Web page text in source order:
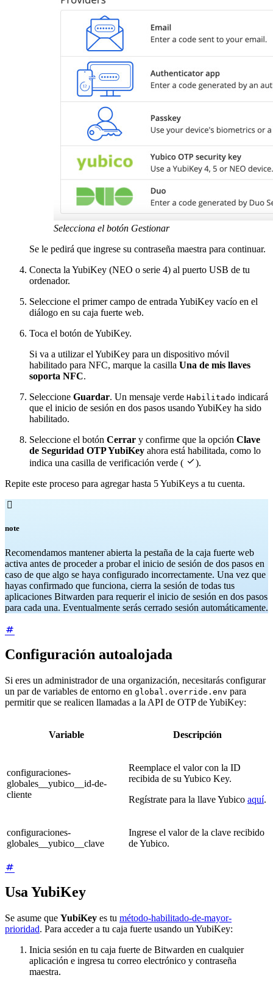
Selecciona el botón Gestionar
Se le pedirá que ingrese su contraseña maestra para continuar.
Conecta la YubiKey (NEO o serie 4) al puerto USB de tu
ordenador.
Seleccione el primer campo de entrada YubiKey vacío en el
diálogo en su caja fuerte web.
Toca el botón de YubiKey.
Si va a utilizar el YubiKey para un dispositivo móvil
habilitado para NFC, marque la casilla Una de mis llaves
soporta NFC.
Seleccione Guardar. Un mensaje verde Habilitado indicará
que el inicio de sesión en dos pasos usando YubiKey ha sido
habilitado.
Seleccione el botón Cerrar y confirme que la opción Clave
de Seguridad OTP YubiKey ahora está habilitada, como lo
indica una casilla de verificación verde ( ).
Repite este proceso para agregar hasta 5 YubiKeys a tu cuenta.

note
Recomendamos mantener abierta la pestaña de la caja fuerte web
activa antes de proceder a probar el inicio de sesión de dos pasos en
caso de que algo se haya configurado incorrectamente. Una vez que
hayas confirmado que funciona, cierra la sesión de todas tus
aplicaciones Bitwarden para requerir el inicio de sesión en dos pasos
para cada una. Eventualmente serás cerrado sesión automáticamente.
Configuración autoalojada
Si eres un administrador de una organización, necesitarás configurar
un par de variables de entorno en global.override.env para
permitir que se realicen llamadas a la API de OTP de YubiKey:
Variable Descripción
configuraciones-
globales__yubico__id-de-
cliente
Reemplace el valor con la ID
recibida de su Yubico Key.
Regístrate para la llave Yubico aquí.
configuraciones-
globales__yubico__clave
Ingrese el valor de la clave recibido
de Yubico.
Usa YubiKey
Se asume que YubiKey es tu método-habilitado-de-mayor-
prioridad. Para acceder a tu caja fuerte usando un YubiKey:
Inicia sesión en tu caja fuerte de Bitwarden en cualquier
aplicación e ingresa tu correo electrónico y contraseña
maestra.